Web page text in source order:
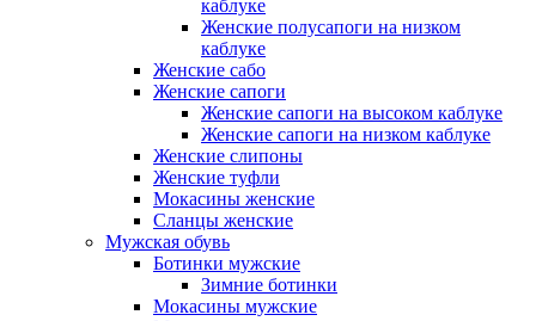
каблуке
Женские полусапоги на низком
каблуке
Женские сабо
Женские сапоги
Женские сапоги на высоком каблуке
Женские сапоги на низком каблуке
Женские слипоны
Женские туфли
Мокасины женские
Сланцы женские
Мужская обувь
Ботинки мужские
Зимние ботинки
Мокасины мужские